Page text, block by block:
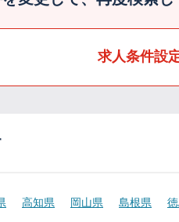
求人条件設
高知県 岡山県 島根県